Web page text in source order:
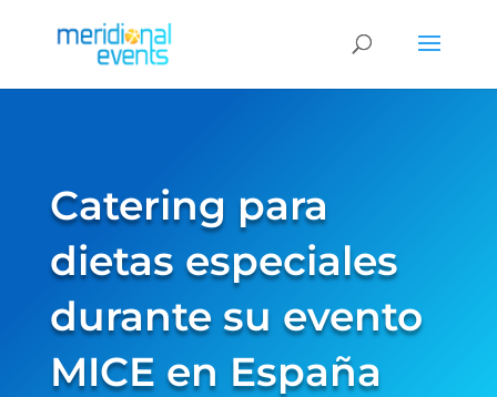
Catering para
dietas especiales
durante su evento
MICE en España